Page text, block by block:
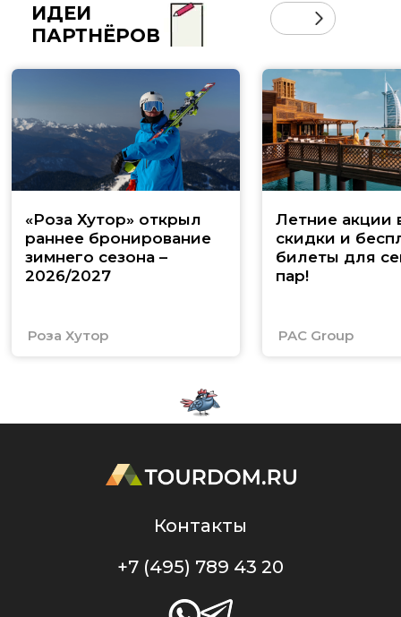
ИДЕИ
ПАРТНЁРОВ
«Роза Хутор» открыл
раннее бронирование
зимнего сезона –
2026/2027
Роза Хутор
Летние акции
скидки и
билеты для
пар!
PAC Group
Контакты
+7 (495) 789 43 20